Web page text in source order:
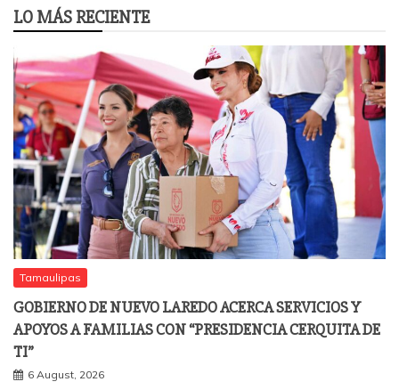
LO MÁS RECIENTE
Tamaulipas
GOBIERNO DE NUEVO LAREDO ACERCA SERVICIOS Y
APOYOS A FAMILIAS CON “PRESIDENCIA CERQUITA DE
TI”
6 August, 2026